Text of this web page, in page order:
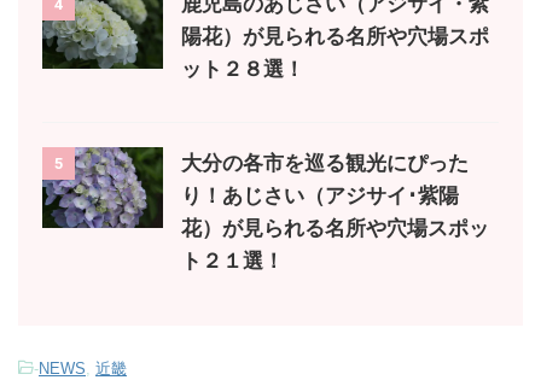
4
鹿児島のあじさい（アジサイ・紫
陽花）が見られる名所や穴場スポ
ット２８選！
5
大分の各市を巡る観光にぴった
り！あじさい（アジサイ･紫陽
花）が見られる名所や穴場スポッ
ト２１選！
-NEWS, 近畿